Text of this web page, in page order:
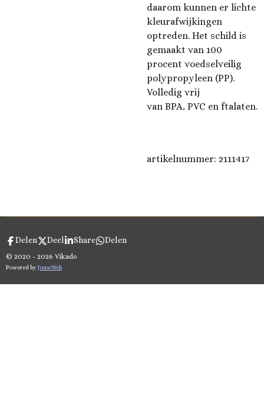
daarom kunnen er lichte
kleurafwijkingen
optreden. Het schild is
gemaakt van 100
procent voedselveilig
polypropyleen (PP).
Volledig vrij
van BPA, PVC en ftalaten.
artikelnummer: 2111417
Delen Deel Share Delen
© 2020 - 2026 Vikado
Powered byJouwWeb